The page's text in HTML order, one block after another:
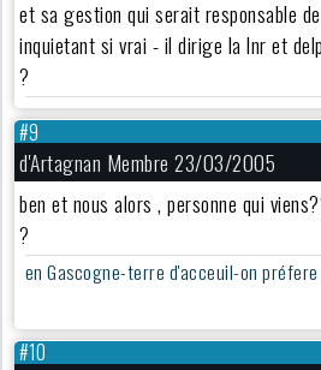
et sa gestion qui serait responsable
inquietant si vrai - il dirige la lnr et
?
#9
d'Artagnan Membre 23/03/2005
ben et nous alors , personne qui
?
en Gascogne-terre d'acceuil-on
#10